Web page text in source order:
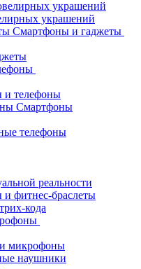
украшений
Смартфоны и гаджеты
и телефоны
Смартфоны
телефоны
реальности
и фитнес-браслеты
кода
микрофоны
наушники